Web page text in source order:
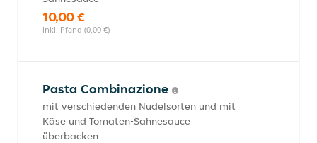
10,00 €
inkl. Pfand (0,00 €)
Pasta Combinazione
mit verschiedenden Nudelsorten und mit
Käse und Tomaten-Sahnesauce
überbacken